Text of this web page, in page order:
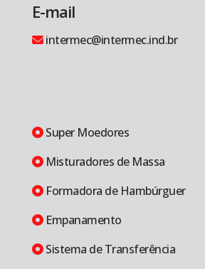
E-mail
intermec@intermec.ind.br
Super Moedores
Misturadores de Massa
Formadora de Hambúrguer
Empanamento
Sistema de Transferência